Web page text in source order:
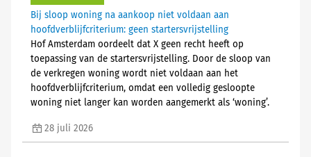
Bij sloop woning na aankoop niet voldaan aan
hoofdverblijfcriterium: geen startersvrijstelling
Hof Amsterdam oordeelt dat X geen recht heeft op
toepassing van de startersvrijstelling. Door de sloop van
de verkregen woning wordt niet voldaan aan het
hoofdverblijfcriterium, omdat een volledig gesloopte
woning niet langer kan worden aangemerkt als ‘woning’.
28 juli 2026